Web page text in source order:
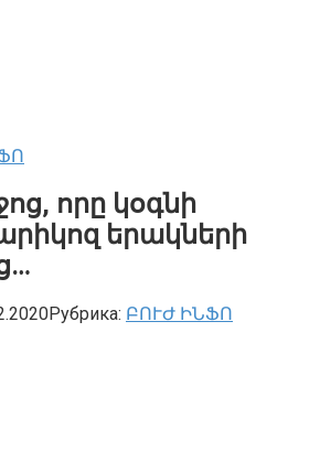
որը կօգնի
երակների
Рубрика: ԲՈՒԺ ԻՆՖՈ